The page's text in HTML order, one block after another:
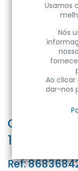
180-240V
Ref:
Usamos
Nós
Ao
dar-nos